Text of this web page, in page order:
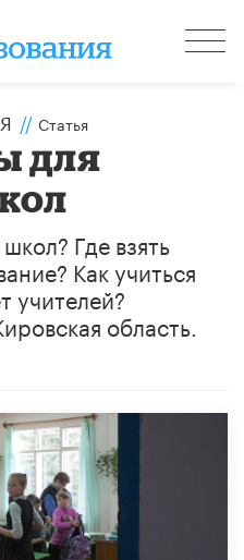
// Статья
для
Где взять
Как учиться
учителей?
область.